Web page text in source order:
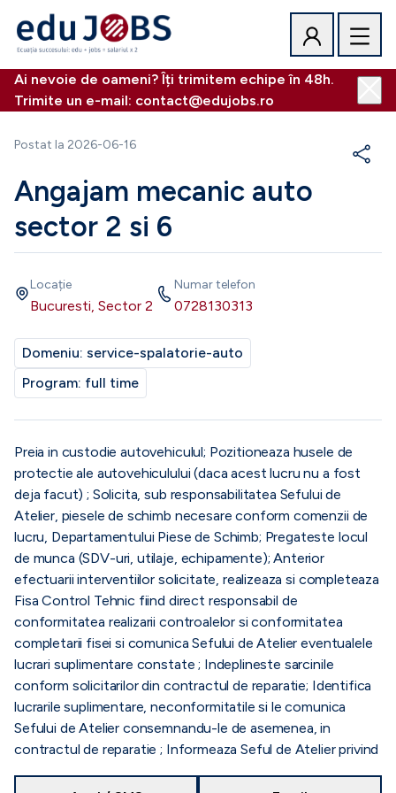
Ai nevoie de oameni? Îți trimitem echipe în 48h.
Trimite un e-mail: contact@edujobs.ro
Postat la 2026-06-16
Angajam mecanic auto
sector 2 si 6
Locație
Bucuresti, Sector 2
Numar telefon
0728130313
Domeniu: service-spalatorie-auto
Program: full time
Preia in custodie autovehiculul; Pozitioneaza husele de
protectie ale autovehiculului (daca acest lucru nu a fost
deja facut) ; Solicita, sub responsabilitatea Sefului de
Atelier, piesele de schimb necesare conform comenzii de
lucru, Departamentului Piese de Schimb; Pregateste locul
de munca (SDV-uri, utilaje, echipamente); Anterior
efectuarii interventiilor solicitate, realizeaza si completeaza
Fisa Control Tehnic fiind direct responsabil de
conformitatea realizarii controalelor si conformitatea
completarii fisei si comunica Sefului de Atelier eventualele
lucrari suplimentare constate ; Indeplineste sarcinile
conform solicitarilor din contractul de reparatie; Identifica
lucrarile suplimentare, neconformitatile si le comunica
Sefului de Atelier consemnandu-le de asemenea, in
contractul de reparatie ; Informeaza Seful de Atelier privind